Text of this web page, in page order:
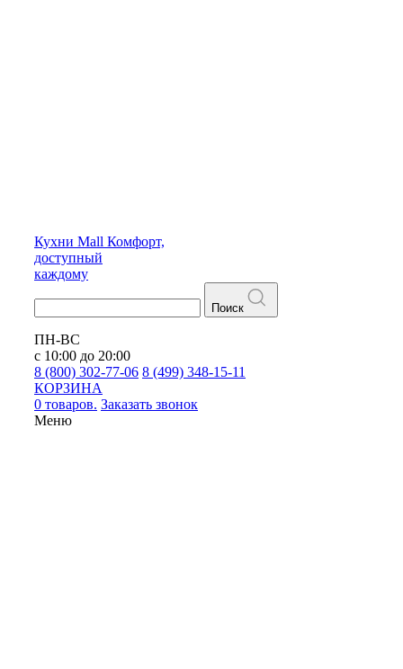
Кухни Mall Комфорт,
доступный
каждому
Поиск
ПН-ВС
с 10:00 до 20:00
8 (800) 302-77-06 8 (499) 348-15-11
КОРЗИНА
0 товаров. Заказать звонок
Меню